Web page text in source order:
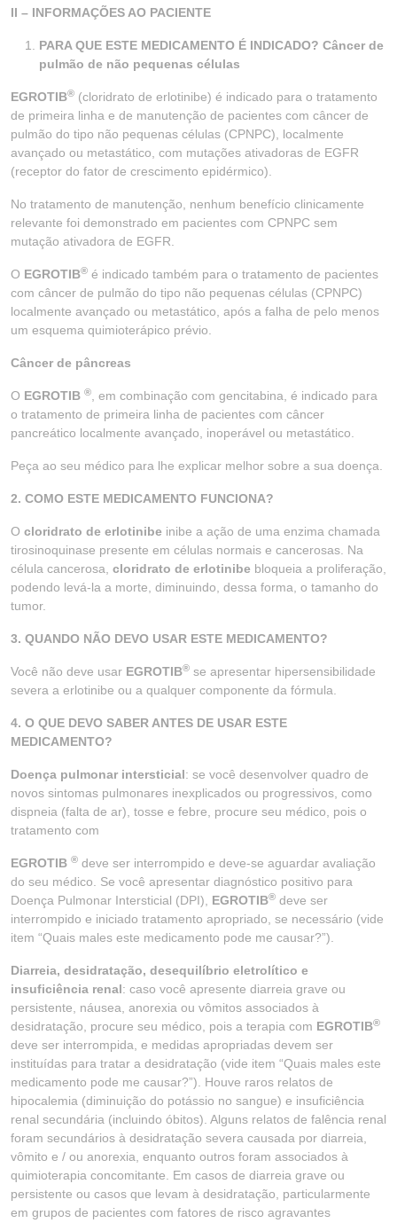
II – INFORMAÇÕES AO PACIENTE
PARA QUE ESTE MEDICAMENTO É INDICADO? Câncer de
pulmão de não pequenas células
EGROTIB® (cloridrato de erlotinibe) é indicado para o tratamento
de primeira linha e de manutenção de pacientes com câncer de
pulmão do tipo não pequenas células (CPNPC), localmente
avançado ou metastático, com mutações ativadoras de EGFR
(receptor do fator de crescimento epidérmico).
No tratamento de manutenção, nenhum benefício clinicamente
relevante foi demonstrado em pacientes com CPNPC sem
mutação ativadora de EGFR.
O EGROTIB® é indicado também para o tratamento de pacientes
com câncer de pulmão do tipo não pequenas células (CPNPC)
localmente avançado ou metastático, após a falha de pelo menos
um esquema quimioterápico prévio.
Câncer de pâncreas
O EGROTIB ®
, em combinação com gencitabina, é indicado para
o tratamento de primeira linha de pacientes com câncer
pancreático localmente avançado, inoperável ou metastático.
Peça ao seu médico para lhe explicar melhor sobre a sua doença.
2. COMO ESTE MEDICAMENTO FUNCIONA?
O cloridrato de erlotinibe inibe a ação de uma enzima chamada
tirosinoquinase presente em células normais e cancerosas. Na
célula cancerosa, cloridrato de erlotinibe bloqueia a proliferação,
podendo levá-la a morte, diminuindo, dessa forma, o tamanho do
tumor.
3. QUANDO NÃO DEVO USAR ESTE MEDICAMENTO?
Você não deve usar EGROTIB® se apresentar hipersensibilidade
severa a erlotinibe ou a qualquer componente da fórmula.
4. O QUE DEVO SABER ANTES DE USAR ESTE
MEDICAMENTO?
Doença pulmonar intersticial: se você desenvolver quadro de
novos sintomas pulmonares inexplicados ou progressivos, como
dispneia (falta de ar), tosse e febre, procure seu médico, pois o
tratamento com
EGROTIB ® deve ser interrompido e deve-se aguardar avaliação
do seu médico. Se você apresentar diagnóstico positivo para
Doença Pulmonar Intersticial (DPI), EGROTIB® deve ser
interrompido e iniciado tratamento apropriado, se necessário (vide
item “Quais males este medicamento pode me causar?”).
Diarreia, desidratação, desequilíbrio eletrolítico e
insuficiência renal: caso você apresente diarreia grave ou
persistente, náusea, anorexia ou vômitos associados à
desidratação, procure seu médico, pois a terapia com EGROTIB®
deve ser interrompida, e medidas apropriadas devem ser
instituídas para tratar a desidratação (vide item “Quais males este
medicamento pode me causar?”). Houve raros relatos de
hipocalemia (diminuição do potássio no sangue) e insuficiência
renal secundária (incluindo óbitos). Alguns relatos de falência renal
foram secundários à desidratação severa causada por diarreia,
vômito e / ou anorexia, enquanto outros foram associados à
quimioterapia concomitante. Em casos de diarreia grave ou
persistente ou casos que levam à desidratação, particularmente
em grupos de pacientes com fatores de risco agravantes